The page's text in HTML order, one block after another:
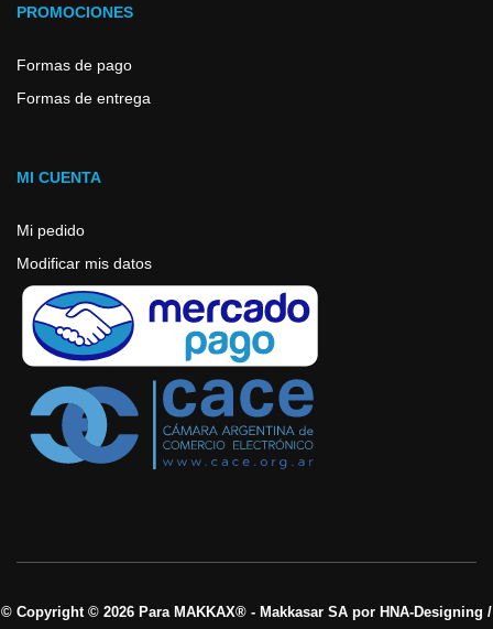
PROMOCIONES
Formas de pago
Formas de entrega
MI CUENTA
Mi pedido
Modificar mis datos
© Copyright © 2026 Para MAKKAX® - Makkasar SA por HNA-Designing /